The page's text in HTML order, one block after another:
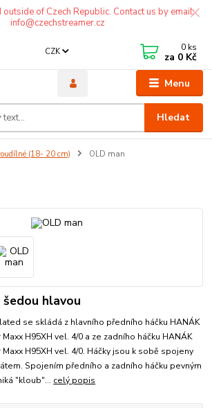
of Czech Republic. Contact us by email:
info@czechstreamer.cz
Menu
CZK
Hledat
0 ks
za 0 Kč
(18- 20 cm) OLD man
hlavou
se skládá z hlavního předního háčku HANÁK
H95XH vel. 4/0 a ze zadního háčku HANÁK
H95XH vel. 4/0. Háčky jsou k sobě spojeny
Spojením předního a zadního háčku pevným
"kloub"... celý popis